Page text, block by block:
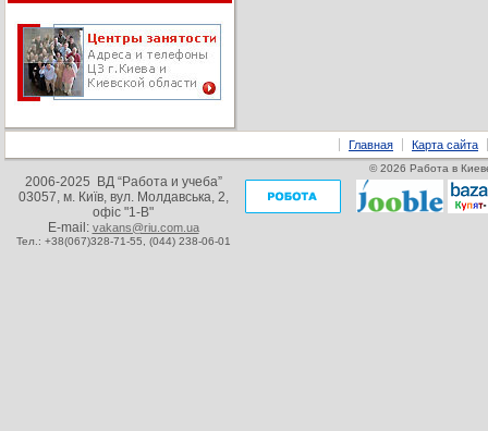
Главная Карта сайта
2006-2025 ВД “Работа и учеба”
03057, м. Київ, вул. Молдавська, 2,
офіс "1-В"
E-mail: vakans@riu.com.ua
Тел.: +38(067)328-71-55, (044) 238-06-01
© 2026 Работа в